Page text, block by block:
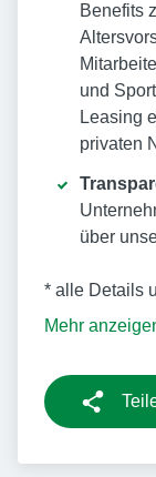
Benefits
und
Leasing
privaten
über
* alle Details
Mehr